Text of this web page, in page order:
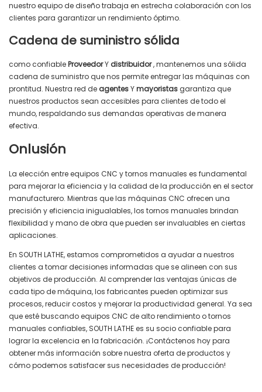
nuestro equipo de diseño trabaja en estrecha colaboración con los
clientes para garantizar un rendimiento óptimo.
Cadena de suministro sólida
como confiableProveedorY distribuidor, mantenemos una sólida
cadena de suministro que nos permite entregar las máquinas con
prontitud. Nuestra red de agentesYmayoristasgarantiza que
nuestros productos sean accesibles para clientes de todo el
mundo, respaldando sus demandas operativas de manera
efectiva.
Onlusión
La elección entre equipos CNC y tornos manuales es fundamental
para mejorar la eficiencia y la calidad de la producción en el sector
manufacturero. Mientras que las máquinas CNC ofrecen una
precisión y eficiencia inigualables, los tornos manuales brindan
flexibilidad y mano de obra que pueden ser invaluables en ciertas
aplicaciones.
En SOUTH LATHE, estamos comprometidos a ayudar a nuestros
clientes a tomar decisiones informadas que se alineen con sus
objetivos de producción. Al comprender las ventajas únicas de
cada tipo de máquina, los fabricantes pueden optimizar sus
procesos, reducir costos y mejorar la productividad general. Ya sea
que esté buscando equipos CNC de alto rendimiento o tornos
manuales confiables, SOUTH LATHE es su socio confiable para
lograr la excelencia en la fabricación. ¡Contáctenos hoy para
obtener más información sobre nuestra oferta de productos y
cómo podemos satisfacer sus necesidades de producción!